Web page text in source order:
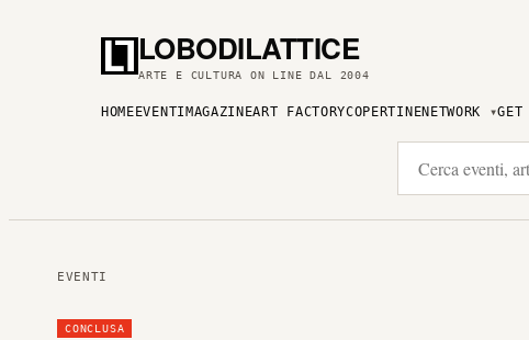
LOBODILATTICE
ARTE E CULTURA ON LINE DAL 2004
HOME EVENTI MAGAZINEART FACTORYCOPERTINENETWORK
EVENTI
CONCLUSA